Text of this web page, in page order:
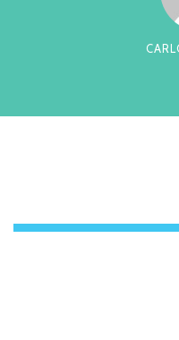
CARLOS PARREIRA